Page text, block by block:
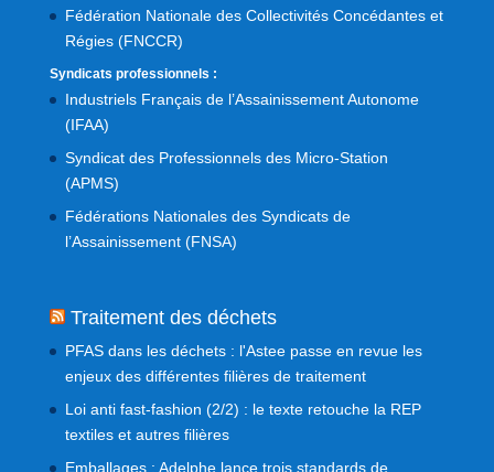
Fédération Nationale des Collectivités Concédantes et
Régies (FNCCR)
Syndicats professionnels :
Industriels Français de l’Assainissement Autonome
(IFAA)
Syndicat des Professionnels des Micro-Station
(APMS)
Fédérations Nationales des Syndicats de
l’Assainissement (FNSA)
Traitement des déchets
PFAS dans les déchets : l'Astee passe en revue les
enjeux des différentes filières de traitement
Loi anti fast-fashion (2/2) : le texte retouche la REP
textiles et autres filières
Emballages : Adelphe lance trois standards de